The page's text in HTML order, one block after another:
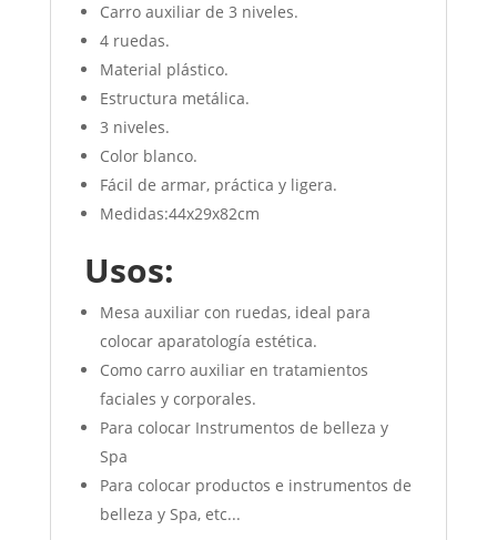
Carro auxiliar de 3 niveles.
4 ruedas.
Material plástico.
Estructura metálica.
3 niveles.
Color blanco.
Fácil de armar, práctica y ligera.
Medidas:44x29x82cm
Usos:
Mesa auxiliar con ruedas, ideal para
colocar aparatología estética.
Como carro auxiliar en tratamientos
faciales y corporales.
Para colocar Instrumentos de belleza y
Spa
Para colocar productos e instrumentos de
belleza y Spa, etc...